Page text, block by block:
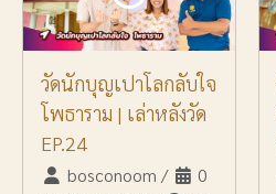
วัดนักบุญเปาโลกลับใจ
โพธาราม | เล่าหลังวัด
EP.24
bosconoom /
0